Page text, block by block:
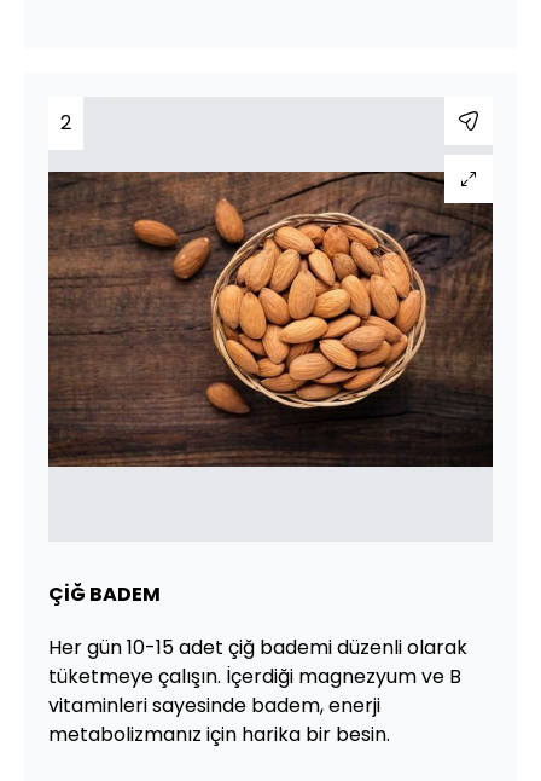
2
ÇİĞ BADEM
Her gün 10-15 adet çiğ bademi düzenli olarak
tüketmeye çalışın. İçerdiği magnezyum ve B
vitaminleri sayesinde badem, enerji
metabolizmanız için harika bir besin.